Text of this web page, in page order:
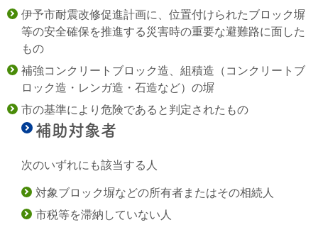
伊予市耐震改修促進計画に、 位置付けられたブロック塀
等の安全確保を推進する災害時の重要な避難路に面した
もの
補強コンクリートブロック造、 組積造（コンクリートブ
ロック造・レンガ造・石造など）の塀
市の基準により危険であると判定されたもの
補助対象者
次のいずれにも該当する人
対象ブロック塀などの所有者またはその相続人
市税等を滞納していない人